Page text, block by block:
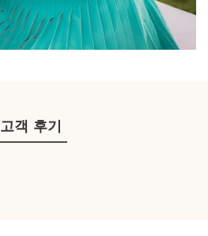
고객 후기